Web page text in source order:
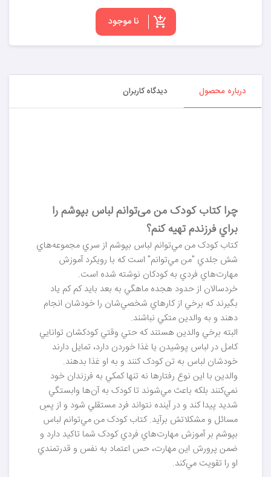
نا موجود
درباره محصول دیدگاه کاربران
چرا کتاب کودک من می‌توانم لباس بپوشم را
براي فرزندم تهيه کنم؟
کتاب کودک من مي‌توانم لباس بپوشم از سري مجموعه‌هاي
شش جلدي "من مي‌توانم" است که با رويکرد آموزش
مهارت‌هاي فردي به کودکان نوشته شده است‌.
خردسالان از حدود هجده ماهگي به بعد بايد کم کم ياد
بگيرند که برخي از کارهاي شخصي‌شان را خودشان انجام
دهند و به والدين متکي نباشند.
البته برخي والدين هستند که حتي وقتي کودکشان توانايي
کامل در لباس پوشيدن يا غذا خوردن دارد، تمايل دارند
خودشان لباس به تن کودک کنند و به او غذا بدهند.
والدين با اين نوع رفتارها نه تنها کمکي به فرزندان خود
نمي‌کنند بلکه باعث مي‌شوند تا کودک به آن‌ها وابستگي
شديد پيدا کند و در آينده نتواند فرد مستقلي شود و از پسِ
مسائل و مشکلاتش برآيد. کتاب کودک من مي‌توانم لباس
بپوشم بر آموزش مهارت‌هاي فردي کودک شما تاکيد دارد و
ضمن پرورش اين مهارت، حس اعتماد به نفس و قدرتمندي
او را تقويت مي‌کند.